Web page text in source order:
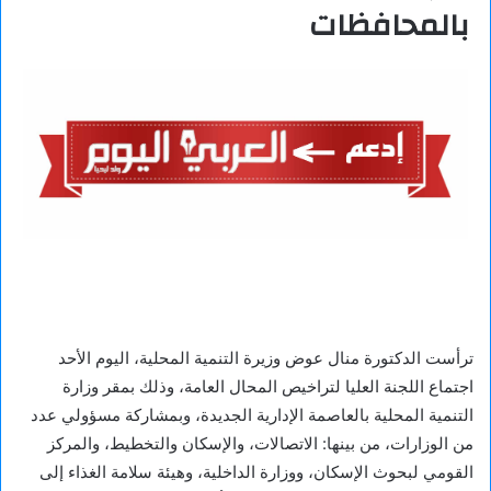
بالمحافظات
ترأست الدكتورة منال عوض وزيرة التنمية المحلية، اليوم الأحد
اجتماع اللجنة العليا لتراخيص المحال العامة، وذلك بمقر وزارة
التنمية المحلية بالعاصمة الإدارية الجديدة، وبمشاركة مسؤولي عدد
من الوزارات، من بينها: الاتصالات، والإسكان والتخطيط، والمركز
القومي لبحوث الإسكان، ووزارة الداخلية، وهيئة سلامة الغذاء إلى